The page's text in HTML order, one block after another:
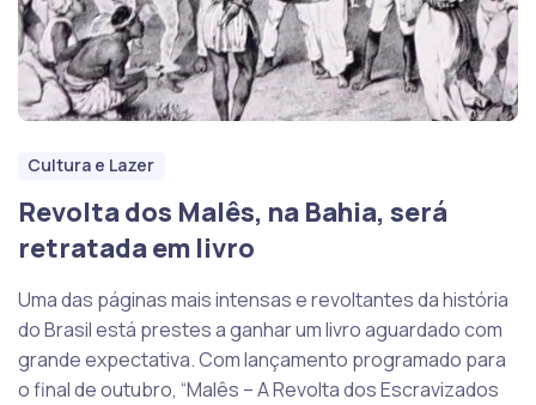
Cultura e Lazer
Revolta dos Malês, na Bahia, será
retratada em livro
Uma das páginas mais intensas e revoltantes da história
do Brasil está prestes a ganhar um livro aguardado com
grande expectativa. Com lançamento programado para
o final de outubro, “Malês – A Revolta dos Escravizados